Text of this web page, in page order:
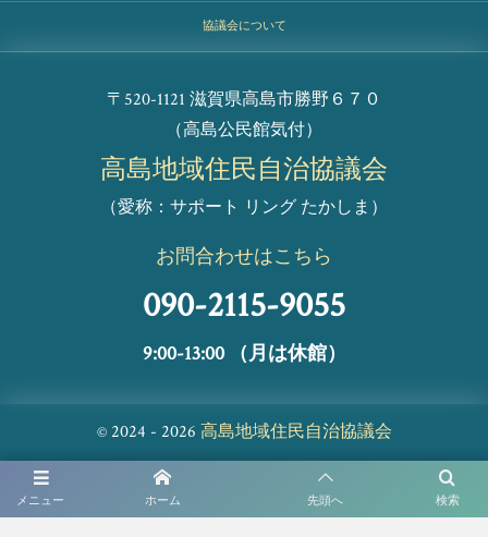
メニュー 検索
ホーム 先頭へ
協議会について
〒520-1121 滋賀県高島市勝野６７０
（高島公民館気付）
高島地域住民自治協議会
（愛称：サポート リング たかしま）
お問合わせはこちら
090-2115-9055
9:00-13:00 （月は休館）
©2024 - 2026 高島地域住民自治協議会